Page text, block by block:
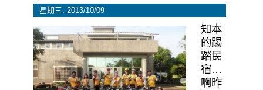
星期三, 2013/10/09
知本
的踢
踏民
宿…
啊昨